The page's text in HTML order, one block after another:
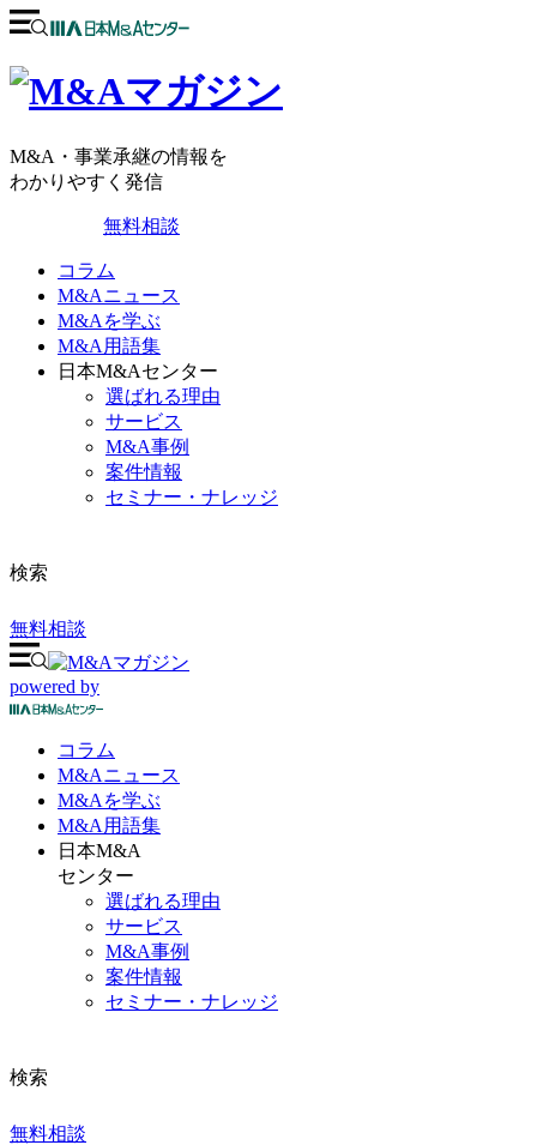
M&A・事業承継の情報を
わかりやすく発信
無料相談
コラム
M&Aニュース
M&Aを学ぶ
M&A用語集
日本M&Aセンター
選ばれる理由
サービス
M&A事例
案件情報
セミナー・ナレッジ
検索
無料相談
powered by
コラム
M&Aニュース
M&Aを学ぶ
M&A 用語集
日本M&A
センター
選ばれる理由
サービス
M&A事例
案件情報
セミナー・ナレッジ
検索
無料相談